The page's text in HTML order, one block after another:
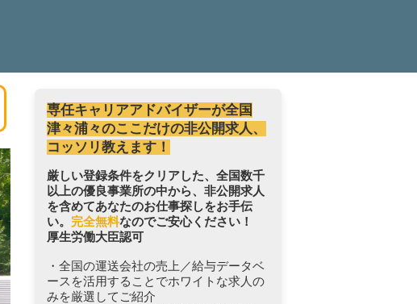
専任キャリアアドバイザーが全国
津々浦々のここだけの非公開求人、
コッソリ教えます！
厳しい登録条件をクリアした、全国数千
以上の優良事業所の中から、非公開求人
を含めてあなたのお仕事探しをお手伝
い。 完全無料なのでご安心ください！
厚生労働大臣認可
・全国の運送会社の売上／給与データベ
ースを活用することでホワイトな求人の
みを厳選してご紹介